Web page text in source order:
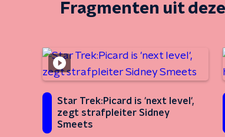
Fragmenten uit
Star Trek:Picard is 'next level',
zegt strafpleiter Sidney
Smeets